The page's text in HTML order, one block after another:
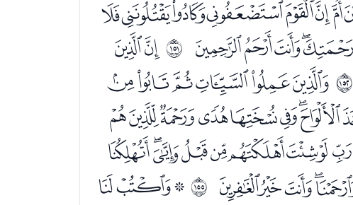
ﲖﮉﮊ
ﲗ ﮚﮛﮜﮝﮞﮟ
ﲚﭑﭒﭓ